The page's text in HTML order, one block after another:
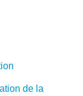
de la